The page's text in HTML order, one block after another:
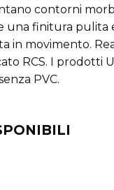
contorni
una finitura pulita
in movimento.
RCS. I prodotti
PVC.